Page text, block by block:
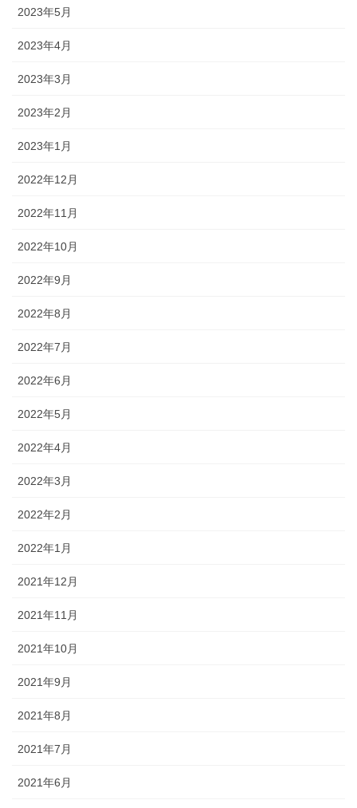
2023年5月
2023年4月
2023年3月
2023年2月
2023年1月
2022年12月
2022年11月
2022年10月
2022年9月
2022年8月
2022年7月
2022年6月
2022年5月
2022年4月
2022年3月
2022年2月
2022年1月
2021年12月
2021年11月
2021年10月
2021年9月
2021年8月
2021年7月
2021年6月